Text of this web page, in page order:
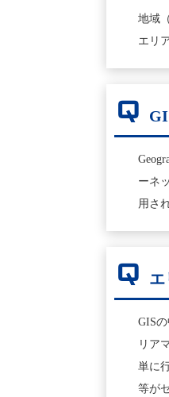
地域
エリ
Q
ーネ
用さ
Q エ
GIS
リア
単に
等が